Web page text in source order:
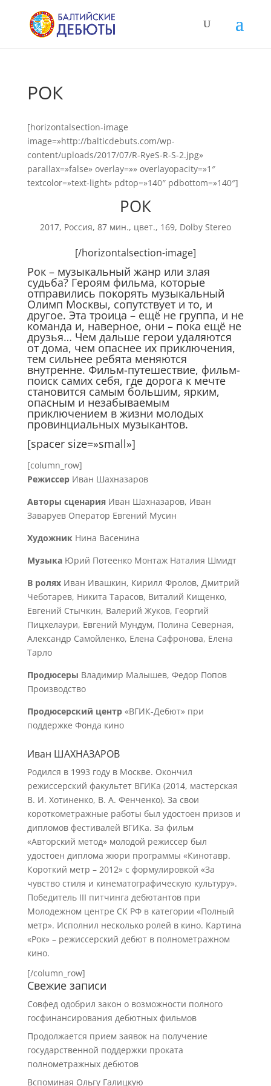
РОК
[horizontalsection-image
image=»http://balticdebuts.com/wp-
content/uploads/2017/07/R-RyeS-R-S-2.jpg»
parallax=»false» overlay=»» overlayopacity=»1″
textcolor=»text-light» pdtop=»140″ pdbottom=»140″]
РОК
2017, Россия, 87 мин., цвет., 169, Dolby Stereo
[/horizontalsection-image]
Рок – музыкальный жанр или злая
судьба? Героям фильма, которые
отправились покорять музыкальный
Олимп Москвы, сопутствует и то, и
другое. Эта троица – ещё не группа, и не
команда и, наверное, они – пока ещё не
друзья… Чем дальше герои удаляются
от дома, чем опаснее их приключения,
тем сильнее ребята меняются
внутренне. Фильм-путешествие, фильм-
поиск самих себя, где дорога к мечте
становится самым большим, ярким,
опасным и незабываемым
приключением в жизни молодых
провинциальных музыкантов.
[spacer size=»small»]
[column_row]
РежиссерИван Шахназаров
Авторы сценарияИван Шахназаров, Иван
Заваруев Оператор Евгений Мусин
ХудожникНина Васенина
МузыкаЮрий Потеенко Монтаж Наталия Шмидт
В роляхИван Ивашкин, Кирилл Фролов, Дмитрий
Чеботарев, Никита Тарасов, Виталий Кищенко,
Евгений Стычкин, Валерий Жуков, Георгий
Пицхелаури, Евгений Мундум, Полина Северная,
Александр Самойленко, Елена Сафронова, Елена
Тарло
Продюсеры Владимир Малышев, Федор Попов
Производство
Продюсерский центр«ВГИК-Дебют» при
поддержке Фонда кино
Иван ШАХНАЗАРОВ
Родился в 1993 году в Москве. Окончил
режиссерский факультет ВГИКа (2014, мастерская
В. И. Хотиненко, В. А. Фенченко). За свои
короткометражные работы был удостоен призов и
дипломов фестивалей ВГИКа. За фильм
«Авторский метод» молодой режиссер был
удостоен диплома жюри программы «Кинотавр.
Короткий метр – 2012» с формулировкой «За
чувство стиля и кинематографическую культуру».
Победитель III питчинга дебютантов при
Молодежном центре СК РФ в категории «Полный
метр». Исполнил несколько ролей в кино. Картина
«Рок» – режиссерский дебют в полнометражном
кино.
[/column_row]
Свежие записи
Совфед одобрил закон о возможности полного
госфинансирования дебютных фильмов
Продолжается прием заявок на получение
государственной поддержки проката
полнометражных дебютов
Вспоминая Ольгу Галицкую